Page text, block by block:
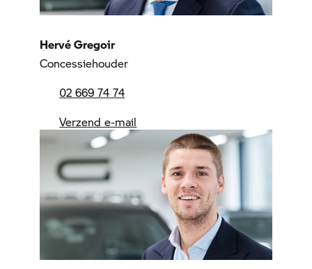
Hervé Gregoir
Concessiehouder
02 669 74 74
Verzend e-mail